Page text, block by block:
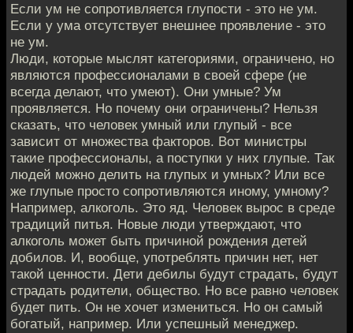
Если ум не сопротивляется глупости - это не ум.
Если у ума отсутствует внешнее проявление - это
не ум.
Люди, которые мыслят категориями, ограничено, но
являются профессионалами в своей сфере (не
всегда делают, что умеют). Они умные? Ум
проявляется. Но почему они ограничены? Нельзя
сказать, что человек умный или глупый - все
зависит от множества факторов. Вот министры
такие профессионалы, а поступки у них глупые. Так
людей можно делить на глупых и умных? Или все
же глупые просто сопротивляются иному, умному?
Например, алкоголь. Это яд. Человек вырос в среде
традиций питья. Новые люди утверждают, что
алкоголь может быть причиной рождения детей
добилов. И, вообще, употреблять причин нет, нет
такой ценности. Дети дебилы будут страдать, будут
страдать родители, общество. Но все равно человек
будет пить. Он не хочет измениться. Но он самый
богатый, например. Или успешный менеджер.